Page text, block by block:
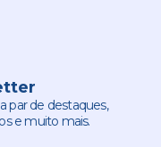
par de destaques,
e muito mais.